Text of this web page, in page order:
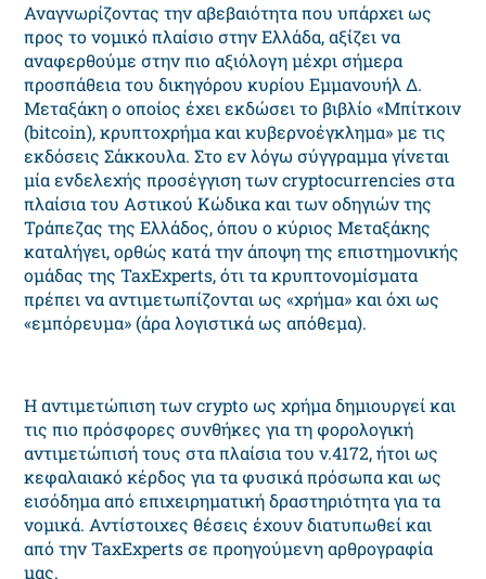
Αναγνωρίζοντας την αβεβαιότητα που υπάρχει ως
προς το νομικό πλαίσιο στην Ελλάδα, αξίζει να
αναφερθούμε στην πιο αξιόλογη μέχρι σήμερα
προσπάθεια του δικηγόρου κυρίου Εμμανουήλ Δ.
Μεταξάκη ο οποίος έχει εκδώσει το βιβλίο «Μπίτκοιν
(bitcoin), κρυπτοχρήμα και κυβερνοέγκλημα» με τις
εκδόσεις Σάκκουλα. Στο εν λόγω σύγγραμμα γίνεται
μία ενδελεχής προσέγγιση των cryptocurrencies στα
πλαίσια του Αστικού Κώδικα και των οδηγιών της
Τράπεζας της Ελλάδος, όπου ο κύριος Μεταξάκης
καταλήγει, ορθώς κατά την άποψη της επιστημονικής
ομάδας της TaxExperts, ότι τα κρυπτονομίσματα
πρέπει να αντιμετωπίζονται ως «χρήμα» και όχι ως
«εμπόρευμα» (άρα λογιστικά ως απόθεμα).
Η αντιμετώπιση των crypto ως χρήμα δημιουργεί και
τις πιο πρόσφορες συνθήκες για τη φορολογική
αντιμετώπισή τους στα πλαίσια του ν.4172, ήτοι ως
κεφαλαιακό κέρδος για τα φυσικά πρόσωπα και ως
εισόδημα από επιχειρηματική δραστηριότητα για τα
νομικά. Αντίστοιχες θέσεις έχουν διατυπωθεί και
από την TaxExperts σε προηγούμενη αρθρογραφία
μας.